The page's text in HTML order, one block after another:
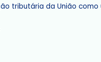
tributária da União como